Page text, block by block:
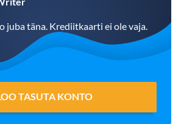
juba täna. Krediitkaarti ei ole vaja.
TASUTA KONTO